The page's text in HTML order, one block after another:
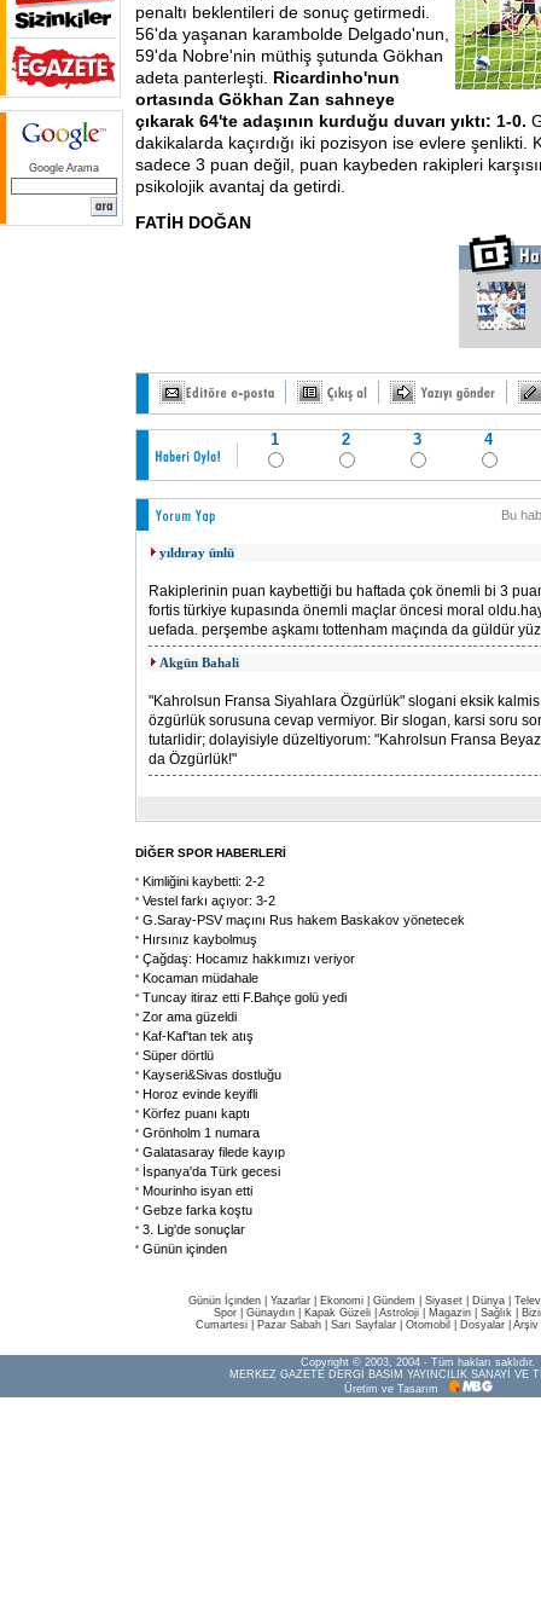
Google Arama
penaltı beklentileri de sonuç getirmedi.
56'da yaşanan karambolde Delgado'nun,
59'da Nobre'nin müthiş şutunda Gökhan
adeta panterleşti. Ricardinho'nun
ortasında Gökhan Zan sahneye
çıkarak 64'te adaşının kurduğu duvarı yıktı: 1-0.
dakikalarda kaçırdığı iki pozisyon ise evlere şenlikti.
sadece 3 puan değil, puan kaybeden rakipleri
psikolojik avantaj da getirdi.
FATİH DOĞAN
1 2 3 4
Bu
yıldıray ünlü
Rakiplerinin puan kaybettiği bu haftada çok önemli bi 3
fortis türkiye kupasında önemli maçlar öncesi moral
uefada. perşembe aşkamı tottenham maçında da güldür
Akgün Bahali
"Kahrolsun Fransa Siyahlara Özgürlük" slogani eksik
özgürlük sorusuna cevap vermiyor. Bir slogan, karsi soru
tutarlidir; dolayisiyle düzeltiyorum: "Kahrolsun Fransa
da Özgürlük!"
DİĞER SPOR HABERLERİ
Kimliğini kaybetti: 2-2
Vestel farkı açıyor: 3-2
G.Saray-PSV maçını Rus hakem Baskakov yönetecek
Hırsınız kaybolmuş
Çağdaş: Hocamız hakkımızı veriyor
Kocaman müdahale
Tuncay itiraz etti F.Bahçe golü yedi
Zor ama güzeldi
Kaf-Kaf'tan tek atış
Süper dörtlü
Kayseri&Sivas dostluğu
Horoz evinde keyifli
Körfez puanı kaptı
Grönholm 1 numara
Galatasaray filede kayıp
İspanya'da Türk gecesi
Mourinho isyan etti
Gebze farka koştu
3. Lig'de sonuçlar
Günün içinden
Günün İçinden Yazarlar Ekonomi Gündem Siyaset Dünya |
Spor
Günaydın Kapak Güzeli Astroloji Magazin Sağlık
Cumartesi
Pazar Sabah Sarı Sayfalar Otomobil Dosyalar Arşiv
Copyright © 2003, 2004 - Tüm hakları saklıdır.
MERKEZ GAZETE DERGİ BASIM YAYINCILIK SANAYİ VE
Üretim ve Tasarım